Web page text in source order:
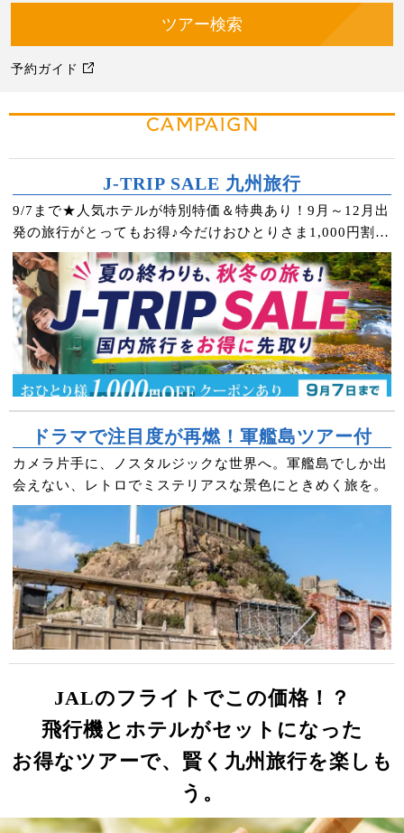
予約ガイド
CAMPAIGN
J-TRIP SALE 九州旅行
9/7まで★人気ホテルが特別特価＆特典あり！9月～12月出
発の旅行がとってもお得♪今だけおひとりさま1,000円割引
クーポンもプレゼント！
ドラマで注目度が再燃！軍艦島ツアー付
カメラ片手に、ノスタルジックな世界へ。軍艦島でしか出
会えない、レトロでミステリアスな景色にときめく旅を。
JALのフライトでこの価格！？
飛行機とホテルがセットになった
お得なツアーで、賢く九州旅行を楽しも
う。